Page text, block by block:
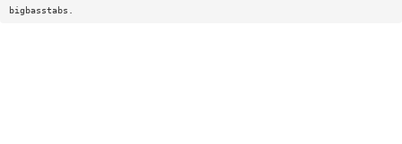
bigbasstabs.